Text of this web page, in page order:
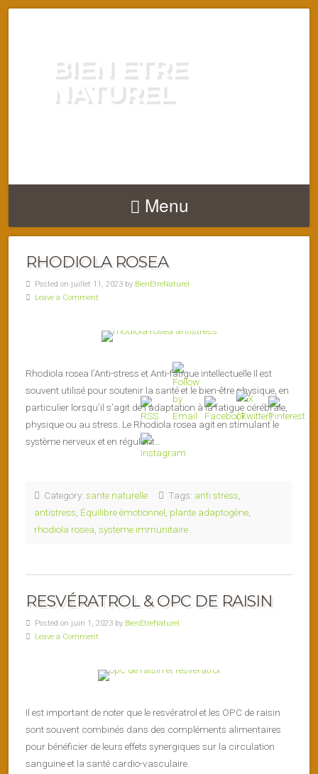
BIEN ETRE
NATUREL
Menu
RHODIOLA ROSEA
Posted on juillet 11, 2023 by BienEtreNaturel
Leave a Comment
Rhodiola rosea l’Anti-stress et Anti-fatigue intellectuelle Il est
souvent utilisé pour soutenir la santé et le bien-être physique, en
particulier lorsqu’il s’agit de l’adaptation à la fatigue cérébrale,
physique ou au stress. Le Rhodiola rosea agit en stimulant le
système nerveux et en régulant…
Category: sante naturelle Tags: anti stress
antistress Équilibre émotionnel plante adaptogène
rhodiola rosea systeme immunitaire
RESVÉRATROL & OPC DE RAISIN
Posted on juin 1, 2023 by BienEtreNaturel
Leave a Comment
Il est important de noter que le resvératrol et les OPC de raisin
sont souvent combinés dans des compléments alimentaires
pour bénéficier de leurs effets synergiques sur la circulation
sanguine et la santé cardio-vasculaire.